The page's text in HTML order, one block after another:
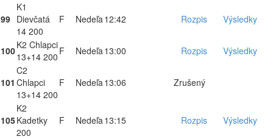
99
K1
Dievčatá
14 200
F Nedeľa12:42 Rozpis Výsledky
100K2 Chlapci
13+14 200 F Nedeľa13:00 Rozpis Výsledky
101
C2
Chlapci
13+14 200
F Nedeľa13:06 Zrušený
105
K2
Kadetky
200
F Nedeľa13:15 Rozpis Výsledky